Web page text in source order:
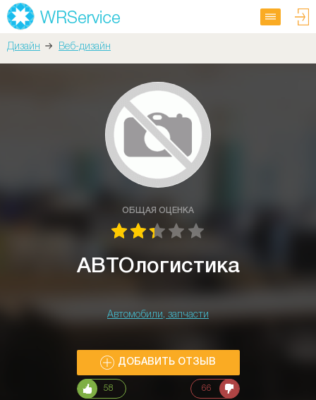
Дизайн Веб-дизайн
ОБЩАЯ ОЦЕНКА
АВТОлогистика
Автомобили, запчасти
ДОБАВИТЬ ОТЗЫВ
58 66